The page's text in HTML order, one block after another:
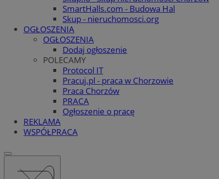
SmartHalls.com - Budowa Hal
Skup - nieruchomosci.org
OGŁOSZENIA
OGŁOSZENIA
Dodaj ogłoszenie
POLECAMY
Protocol IT
Pracuj.pl - praca w Chorzowie
Praca Chorzów
PRACA
Ogłoszenie o pracę
REKLAMA
WSPÓŁPRACA